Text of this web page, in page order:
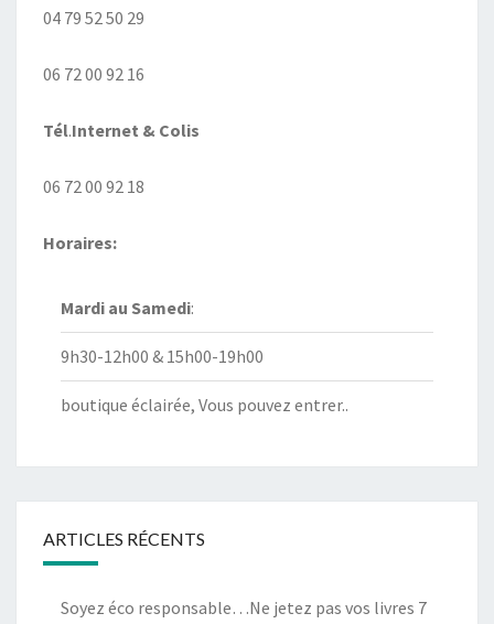
04 79 52 50 29
06 72 00 92 16
Tél.Internet & Colis
06 72 00 92 18
Horaires:
Mardi au Samedi:
9h30-12h00 & 15h00-19h00
boutique éclairée, Vous pouvez entrer..
ARTICLES RÉCENTS
Soyez éco responsable…Ne jetez pas vos livres 7